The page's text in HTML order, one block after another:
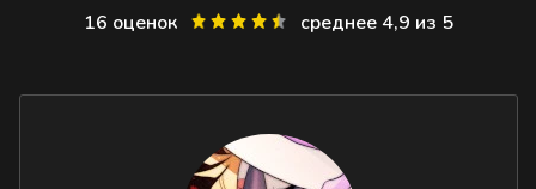
16 оценок среднее 4,9 из 5